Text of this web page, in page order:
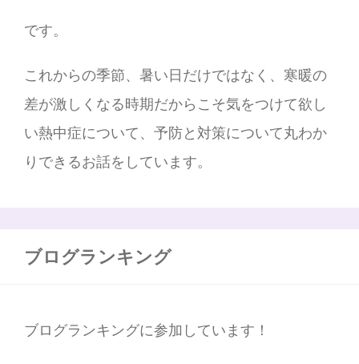
です。
これからの季節、暑い日だけではなく、寒暖の
差が激しくなる時期だからこそ気をつけて欲し
い熱中症について、予防と対策について丸わか
りできるお話をしています。
ブログランキング
ブログランキングに参加しています！